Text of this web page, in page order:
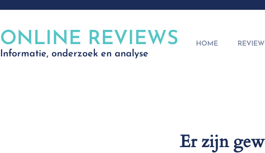
ONLINE REVIEWS
Informatie, onderzoek en analyse
HOME
Er zijn